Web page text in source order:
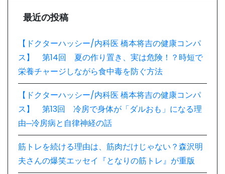
最近の投稿
【ドクターハッシー/内科医 橋本将吉の健康コンパ
ス】 第14回 夏の作り置き、実は危険！？時短で
栄養チャージしながら食中毒を防ぐ方法
【ドクターハッシー/内科医 橋本将吉の健康コンパ
ス】 第13回 冷房で身体が「ダルおも」になる理
由─冷房病と自律神経の話
筋トレを続ける理由は、筋肉だけじゃない？森沢明
夫さんの爆笑エッセイ『となりの筋トレ』が重版